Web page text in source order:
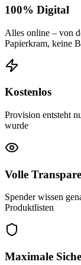
100% Digital
Alles online – von
Papierkram, keine
Kostenlos
Provision entsteht
wurde
Volle
Spender wissen
Produktlisten
Maximale